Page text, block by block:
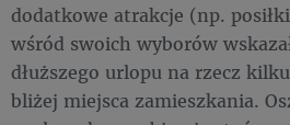
dodatkowe atrakcje (np.
wśród swoich wyborów
dłuższego urlopu na rzecz
bliżej miejsca zamieszkania.